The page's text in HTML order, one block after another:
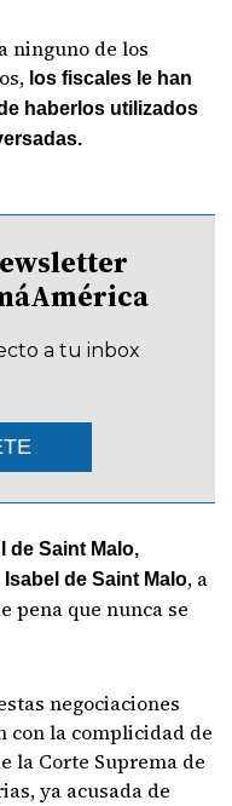
ninguno de los
los fiscales le han
haberlos utilizados
a tu inbox
de Saint Malo,
de Saint Malo, a
pena que nunca se
negociaciones
con la complicidad de
la Corte Suprema de
ya acusada de